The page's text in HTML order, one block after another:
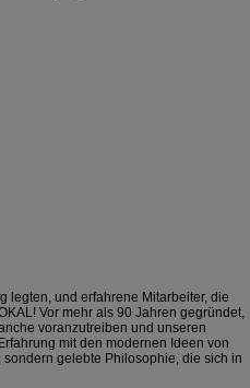
legten, und erfahrene Mitarbeiter, die
Vor mehr als 90 Jahren gegründet,
voranzutreiben und unseren
mit den modernen Ideen von
gelebte Philosophie, die sich in